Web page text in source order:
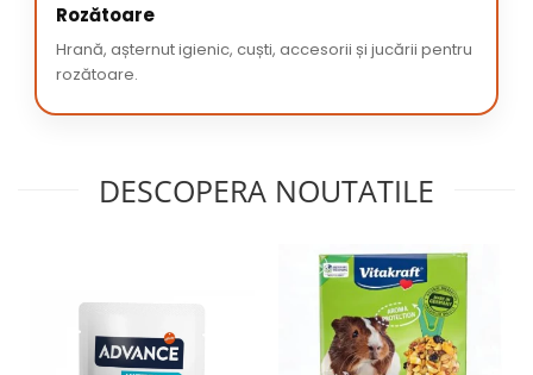
Rozătoare
Hrană, așternut igienic, cuști, accesorii și jucării pentru
rozătoare.
DESCOPERA NOUTATILE